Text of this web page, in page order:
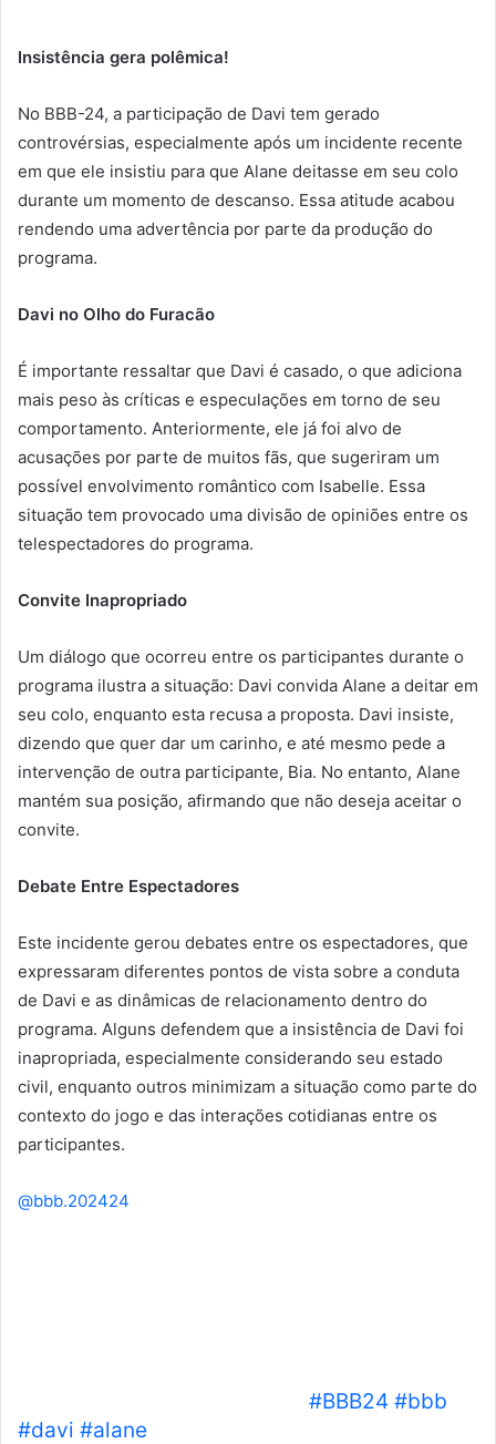
Insistência gera polêmica!
No BBB-24, a participação de Davi tem gerado
controvérsias, especialmente após um incidente recente
em que ele insistiu para que Alane deitasse em seu colo
durante um momento de descanso. Essa atitude acabou
rendendo uma advertência por parte da produção do
programa.
Davi no Olho do Furacão
É importante ressaltar que Davi é casado, o que adiciona
mais peso às críticas e especulações em torno de seu
comportamento. Anteriormente, ele já foi alvo de
acusações por parte de muitos fãs, que sugeriram um
possível envolvimento romântico com Isabelle. Essa
situação tem provocado uma divisão de opiniões entre os
telespectadores do programa.
Convite Inapropriado
Um diálogo que ocorreu entre os participantes durante o
programa ilustra a situação: Davi convida Alane a deitar em
seu colo, enquanto esta recusa a proposta. Davi insiste,
dizendo que quer dar um carinho, e até mesmo pede a
intervenção de outra participante, Bia. No entanto, Alane
mantém sua posição, afirmando que não deseja aceitar o
convite.
Debate Entre Espectadores
Este incidente gerou debates entre os espectadores, que
expressaram diferentes pontos de vista sobre a conduta
de Davi e as dinâmicas de relacionamento dentro do
programa. Alguns defendem que a insistência de Davi foi
inapropriada, especialmente considerando seu estado
civil, enquanto outros minimizam a situação como parte do
contexto do jogo e das interações cotidianas entre os
participantes.
@bbb.202424
#BBB24 #bbb
#davi #alane